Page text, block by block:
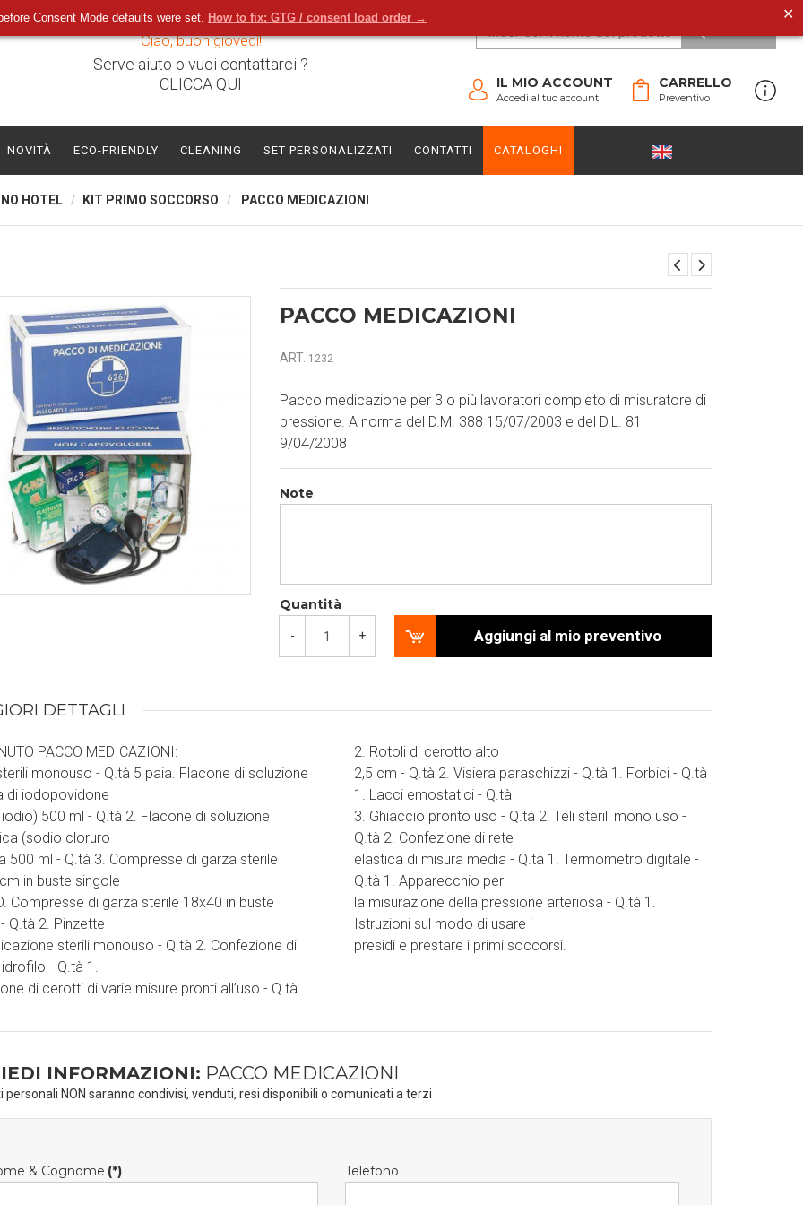
Consent Mode defaults were set. How to fix: GTG / consent load order → ✕
Ciao, buon giovedì!
Serve aiuto o vuoi contattarci ?
CLICCA QUI
CARRELLO
Preventivo
IL MIO ACCOUNT
Accedi al tuo account
NOVITÀ ECO-FRIENDLY CLEANING SET PERSONALIZZATI CONTATTI CATALOGHI
HOTEL KIT PRIMO SOCCORSO PACCO MEDICAZIONI
PACCO MEDICAZIONI
ART. 1232
Pacco medicazione per 3 o più lavoratori completo di misuratore di
pressione. A norma del D.M. 388 15/07/2003 e del D.L. 81
9/04/2008
Note
Quantità
- + Aggiungi al mio preventivo
DETTAGLI
PACCO MEDICAZIONI:
monouso - Q.tà 5 paia. Flacone di soluzione
di iodopovidone
500 ml - Q.tà 2. Flacone di soluzione
(sodio cloruro
500 ml - Q.tà 3. Compresse di garza sterile
in buste singole
Compresse di garza sterile 18x40 in buste
Q.tà 2. Pinzette
sterili monouso - Q.tà 2. Confezione di
- Q.tà 1.
di cerotti di varie misure pronti all’uso - Q.tà
2. Rotoli di cerotto alto
2,5 cm - Q.tà 2. Visiera paraschizzi - Q.tà 1. Forbici - Q.tà
1. Lacci emostatici - Q.tà
3. Ghiaccio pronto uso - Q.tà 2. Teli sterili mono uso -
Q.tà 2. Confezione di rete
elastica di misura media - Q.tà 1. Termometro digitale -
Q.tà 1. Apparecchio per
la misurazione della pressione arteriosa - Q.tà 1.
Istruzioni sul modo di usare i
presidi e prestare i primi soccorsi.
INFORMAZIONI: PACCO MEDICAZIONI
personali NON saranno condivisi, venduti, resi disponibili o comunicati a terzi
& Cognome (*) Telefono